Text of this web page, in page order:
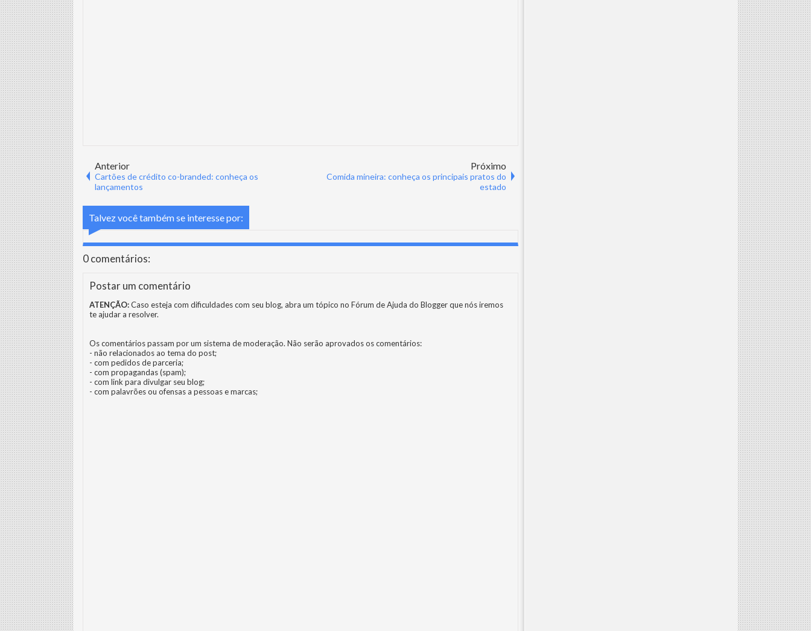
Anterior
Cartões de crédito co-branded: conheça os
lançamentos
Próximo
Comida mineira: conheça os principais pratos do
estado
Talvez você também se interesse por:
0 comentários:
Postar um comentário
ATENÇÃO:Caso esteja com dificuldades com seu blog, abra um tópico no Fórum de Ajuda do Bloggerque nós iremos
te ajudar a resolver.
Os comentários passam por um sistema de moderação. Não serão aprovados os comentários:
- não relacionados ao tema do post;
- com pedidos de parceria;
- com propagandas (spam);
- com link para divulgar seu blog;
- com palavrões ou ofensas a pessoas e marcas;